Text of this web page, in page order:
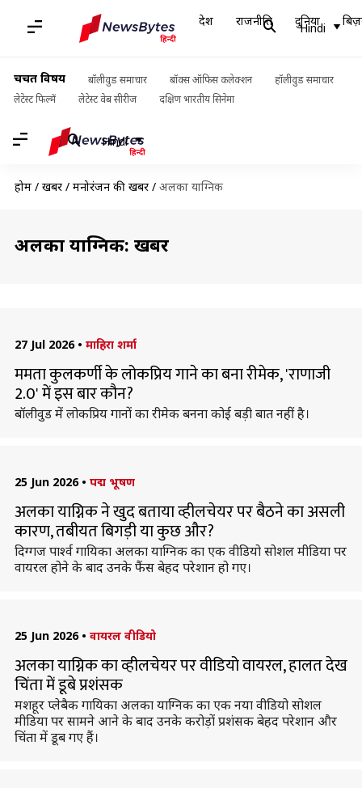
देश राजनीति दुनिया
Hindi
चर्चित विषय बॉलीवुड समाचार बॉक्स ऑफिस कलेक्शन
हॉलीवुड समाचार
लेटेस्ट फिल्में
लेटेस्ट वेब सीरीज दक्षिण भारतीय सिनेमा
Hindi
होम / खबरें / मनोरंजन की खबरें / अलका याग्निक
अलका याग्निक: खबरें
27 Jul 2026 • माहिरा शर्मा
ममता कुलकर्णी के लोकप्रिय गाने का बना रीमेक, 'राणाजी
2.0' में इस बार कौन?
बॉलीवुड में लोकप्रिय गानों का रीमेक बनना कोई बड़ी बात नहीं है।
25 Jun 2026 • पद्म भूषण
अलका याग्निक ने खुद बताया व्हीलचेयर पर बैठने का असली
कारण, तबीयत बिगड़ी या कुछ और?
दिग्गज पार्श्व गायिका अलका याग्निक का एक वीडियो सोशल मीडिया पर
वायरल होने के बाद उनके फैंस बेहद परेशान हो गए।
25 Jun 2026 • वायरल वीडियो
अलका याग्निक का व्हीलचेयर पर वीडियो वायरल, हालत देख
चिंता में डूबे प्रशंसक
मशहूर प्लेबैक गायिका अलका याग्निक का एक नया वीडियो सोशल
मीडिया पर सामने आने के बाद उनके करोड़ों प्रशंसक बेहद परेशान और
चिंता में डूब गए हैं।